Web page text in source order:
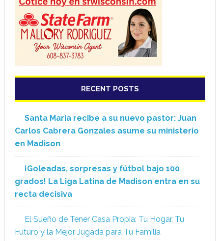
RECENT POSTS
Santa María recibe a su nuevo pastor: Juan
Carlos Cabrera Gonzales asume su ministerio
en Madison
¡Goleadas, sorpresas y fútbol bajo 100
grados! La Liga Latina de Madison entra en su
recta decisiva
El Sueño de Tener Casa Propia: Tu Hogar, Tu
Futuro y la Mejor Jugada para Tu Familia